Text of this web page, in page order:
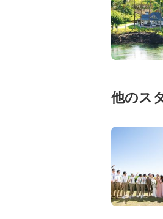
他のス